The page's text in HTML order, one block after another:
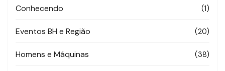
Conhecendo (1)
Eventos BH e Região (20)
Homens e Máquinas (38)